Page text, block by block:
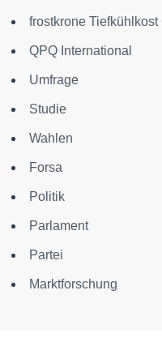
frostkrone Tiefkühlkost
QPQ International
Umfrage
Studie
Wahlen
Forsa
Politik
Parlament
Partei
Marktforschung